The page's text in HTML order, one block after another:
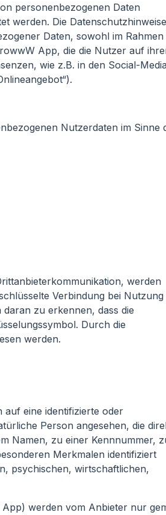
personenbezogenen Daten
werden. Die Datenschutzhinweise
Daten, sowohl im Rahmen
App, die die Nutzer auf
wie z.B. in den Social-
Nutzerdaten im Sinne
werden
Verbindung bei Nutzung
zu erkennen, dass die
Durch die
werden.
auf eine identifizierte oder
Person angesehen, die
Namen, zu einer Kennnummer,
Merkmalen identifiziert
psychischen, wirtschaftlichen,
werden vom Anbieter nur